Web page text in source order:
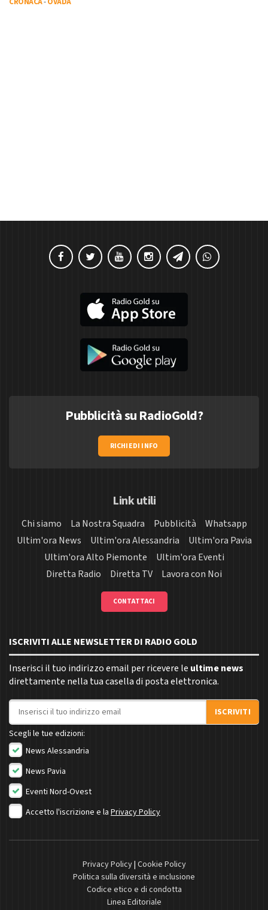
Pubblicità su RadioGold?
RICHIEDI INFO
Link utili
Chi siamo La Nostra Squadra Pubblicità
Whatsapp
Ultim'ora News
Ultim'ora Alessandria
Ultim'ora Pavia
Ultim'ora Alto Piemonte
Ultim'ora Eventi
Diretta Radio
Diretta TV Lavora con Noi
CONTATTACI
ISCRIVITI ALLE NEWSLETTER DI RADIO GOLD
Inserisci il tuo indirizzo email per ricevere le ultime news
direttamente nella tua casella di posta elettronica.
Indirizzo email
ISCRIVITI
Scegli le tue edizioni:
News Alessandria
News Pavia
Eventi Nord-Ovest
Accetto l'iscrizione e la Privacy Policy
Privacy Policy| Cookie Policy
Politica sulla diversità e inclusione
Codice etico e di condotta
Linea Editoriale